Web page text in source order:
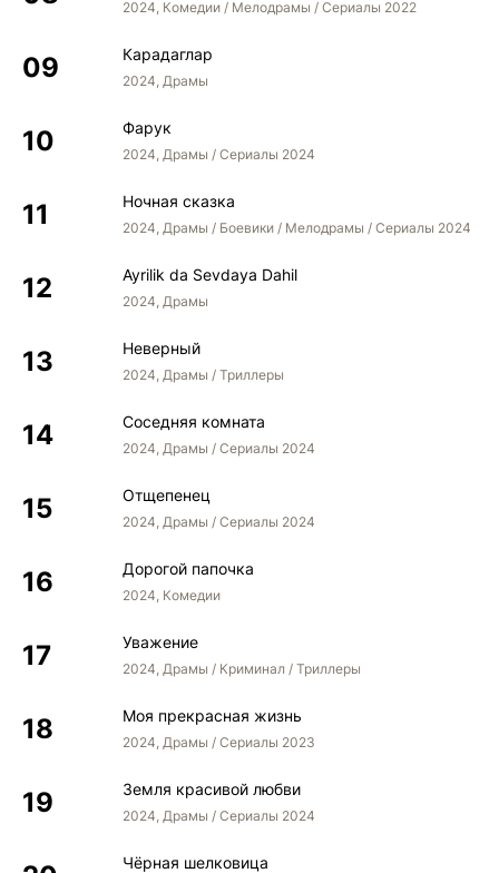
2024, Комедии / Мелодрамы / Сериалы 2022
Карадаглар
2024, Драмы
Фарук
2024, Драмы / Сериалы 2024
Ночная сказка
2024, Драмы / Боевики / Мелодрамы / Сериалы 2024
Ayrilik da Sevdaya Dahil
2024, Драмы
Неверный
2024, Драмы / Триллеры
Соседняя комната
2024, Драмы / Сериалы 2024
Отщепенец
2024, Драмы / Сериалы 2024
Дорогой папочка
2024, Комедии
Уважение
2024, Драмы / Криминал / Триллеры
Моя прекрасная жизнь
2024, Драмы / Сериалы 2023
Земля красивой любви
2024, Драмы / Сериалы 2024
Чёрная шелковица